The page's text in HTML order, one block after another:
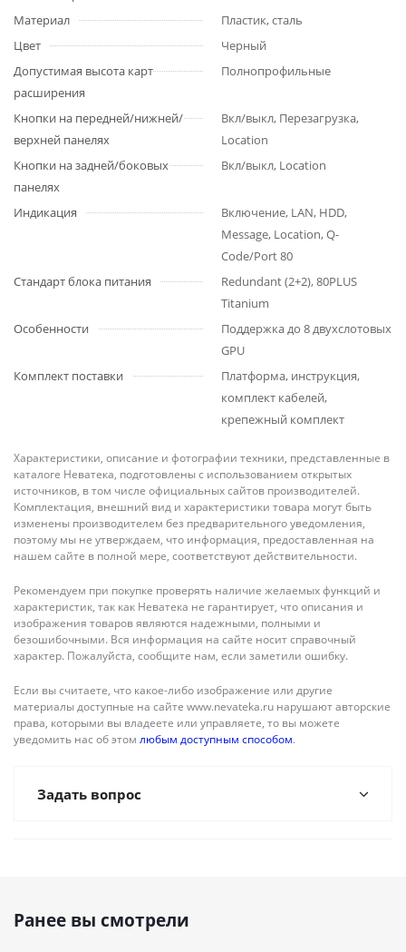
Материал
Пластик, сталь
Цвет
Черный
Допустимая высота карт
расширения
Полнопрофильные
Кнопки на передней/нижней/
верхней панелях
Вкл/выкл, Перезагрузка,
Location
Кнопки на задней/боковых
панелях
Вкл/выкл, Location
Индикация
Включение, LAN, HDD,
Message, Location, Q-
Code/Port 80
Стандарт блока питания
Redundant (2+2), 80PLUS
Titanium
Особенности
Поддержка до 8 двухслотовых
GPU
Комплект поставки
Платформа, инструкция,
комплект кабелей,
крепежный комплект
Характеристики, описание и фотографии техники, представленные в
каталоге Неватека, подготовлены с использованием открытых
источников, в том числе официальных сайтов производителей.
Комплектация, внешний вид и характеристики товара могут быть
изменены производителем без предварительного уведомления,
поэтому мы не утверждаем, что информация, предоставленная на
нашем сайте в полной мере, соответствуют действительности.
Рекомендуем при покупке проверять наличие желаемых функций и
характеристик, так как Неватека не гарантирует, что описания и
изображения товаров являются надежными, полными и
безошибочными. Вся информация на сайте носит справочный
характер. Пожалуйста, сообщите нам, если заметили ошибку.
Если вы считаете, что какое-либо изображение или другие
материалы доступные на сайте www.nevateka.ru нарушают авторские
права, которыми вы владеете или управляете, то вы можете
уведомить нас об этом любым доступным способом.
Задать вопрос
Ранее вы смотрели